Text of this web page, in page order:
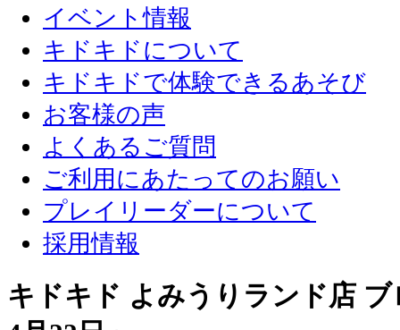
イベント情報
キドキドについて
キドキドで体験できるあそび
お客様の声
よくあるご質問
ご利用にあたってのお願い
プレイリーダーについて
採用情報
キドキド よみうりランド店